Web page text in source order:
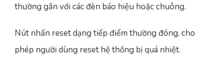
thường gắn với các đèn báo hiệu hoặc chuông.
Nút nhấn reset dạng tiếp điểm thường đóng, cho
phép người dùng reset hệ thống bị quá nhiệt.